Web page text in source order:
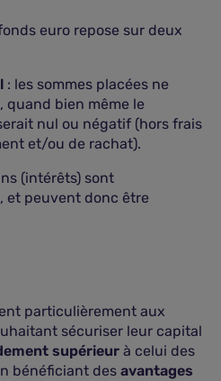
euro repose sur deux
: les sommes placées ne
quand bien même le
nul ou négatif (hors frais
et/ou de rachat).
(intérêts) sont
et peuvent donc être
particulièrement aux
sécuriser leur capital
supérieur à celui des
bénéficiant des avantages